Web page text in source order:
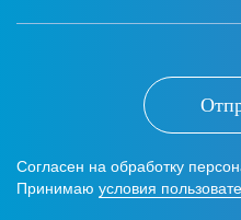
Согласен на обработку
Принимаю условия